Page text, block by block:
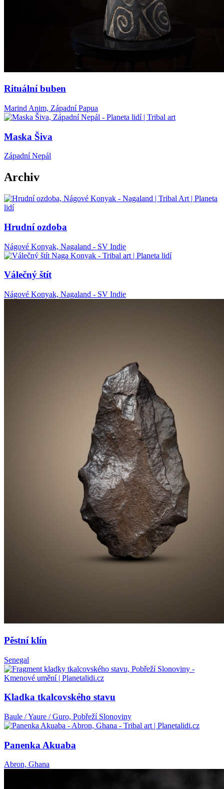
Rituální buben
Marind Anim, Západní Papua
Maska Šiva
Západní Nepál
Archiv
Hrudní ozdoba
Nágové Konyak, Nagaland - SV Indie
Válečný štít
Nágové Konyak, Nagaland - SV Indie
Pěstní klín
Senegal
Kladka tkalcovského stavu
Baule / Yaure / Guro, Pobřeží Slonoviny
Panenka Akuaba
Abron, Ghana